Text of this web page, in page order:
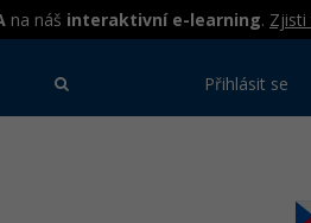
na náš interaktivní e-learning. Zjisti
Přihlásit se